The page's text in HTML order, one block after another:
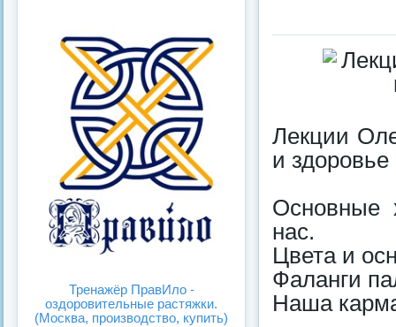
Лекции
и здоровье
Основные
нас.
Цвета и
Фаланги
Наша
Тренажёр ПравИло -
оздоровительные растяжки.
(Москва, производство, купить)